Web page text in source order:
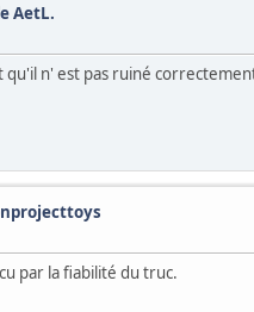
AetL.
qu'il n' est pas ruiné
par la fiabilité du truc.